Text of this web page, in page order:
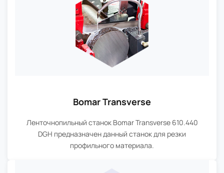
Bomar Transverse
Ленточнопильный станок Bomar Transverse 610.440
DGH предназначен данный станок для резки
профильного материала.